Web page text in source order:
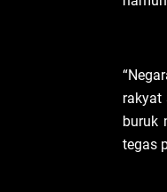
rakyat
buruk
tegas